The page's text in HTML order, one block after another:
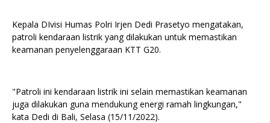
Kepala DIvisi Humas Polri Irjen Dedi Prasetyo mengatakan,
patroli kendaraan listrik yang dilakukan untuk memastikan
keamanan penyelenggaraan KTT G20.
"Patroli ini kendaraan listrik ini selain memastikan keamanan
juga dilakukan guna mendukung energi ramah lingkungan,"
kata Dedi di Bali, Selasa (15/11/2022).